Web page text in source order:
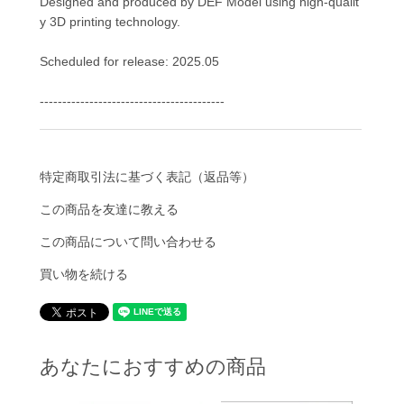
y 3D printing technology.
Scheduled for release: 2025.05
-----------------------------------------
特定商取引法に基づく表記（返品等）
この商品を友達に教える
この商品について問い合わせる
買い物を続ける
あなたにおすすめの商品